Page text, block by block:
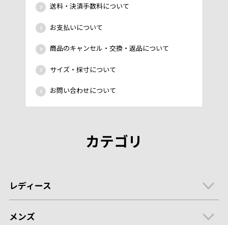
送料・決済手数料について
お支払いについて
商品のキャンセル・交換・返品について
サイズ・採寸について
お問い合わせについて
カテゴリ
レディース
メンズ